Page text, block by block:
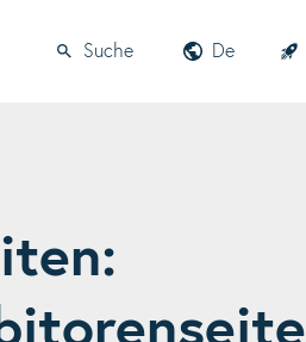
Suche De